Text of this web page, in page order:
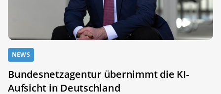
NEWS
Bundesnetzagentur übernimmt die KI-
Aufsicht in Deutschland